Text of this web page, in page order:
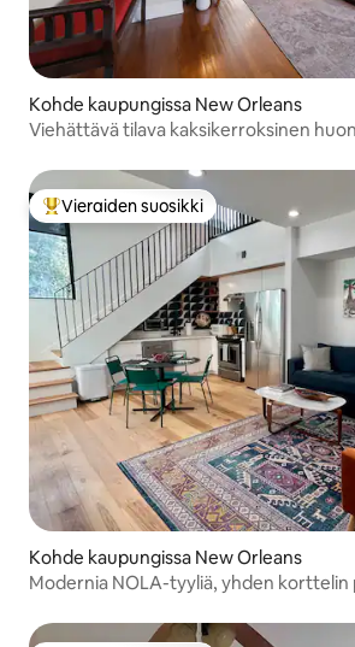
Kohde kaupungissa New Orleans
Viehättävä tilava kaksikerroksinen
Vieraiden suosikkien parhaimmistoa
Vieraiden suosikki
Kohde kaupungissa New Orleans
Modernia NOLA-tyyliä, yhden korttelin